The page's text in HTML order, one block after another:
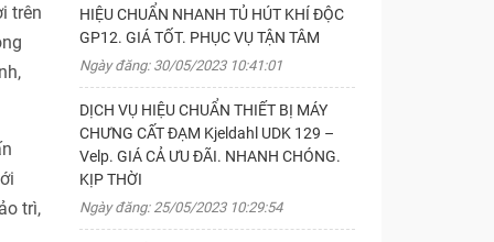
trên
trì,
HIỆU CHUẨN NHANH TỦ HÚT KHÍ ĐỘC
GP12. GIÁ TỐT. PHỤC VỤ TẬN TÂM
Ngày đăng: 30/05/2023 10:41:01
DỊCH VỤ HIỆU CHUẨN THIẾT BỊ MÁY
CHƯNG CẤT ĐẠM Kjeldahl UDK 129 –
Velp. GIÁ CẢ ƯU ĐÃI. NHANH CHÓNG.
KỊP THỜI
Ngày đăng: 25/05/2023 10:29:54